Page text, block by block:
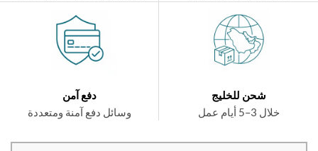
شحن للخليج
دفع آمن
وسائل دفع آمنة ومتعددة